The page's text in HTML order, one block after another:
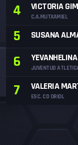
4 VICTORIA
C.A.MUTXAMIEL
5 SUSANA
6 JUVENTUD
7 VALERIA
ESC. CD ORIOL